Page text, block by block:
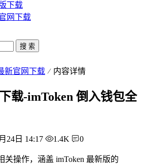
下载
网下载
搜 索
新官网下载 内容详情
载-imToken 倒入钱包全
24日 14:17 1.4K 0
关操作，涵盖 imToken 最新版的